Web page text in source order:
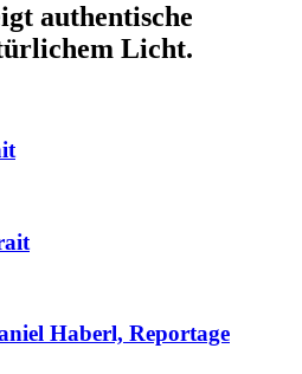
authentische
Licht.
Haberl, Reportage